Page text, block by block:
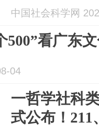
政绩观
中国社会科学网
500”看广东
04
一哲学社科
式公布！211